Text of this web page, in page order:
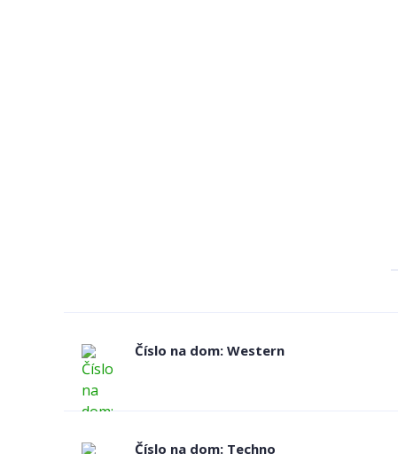
Číslo na dom: Western
Číslo na dom: Techno